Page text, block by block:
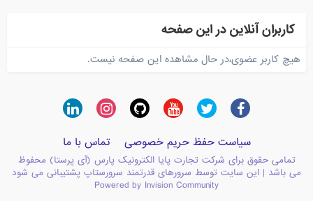
کاربران آنلاین در این صفحه
هیچ کاربر عضوی،در حال مشاهده این صفحه نیست.
سیاست حفظ حریم خصوصی تماس با ما
تمامی حقوق برای شرکت تجارت پایا الکترونیک پارس (آی پرستا) محفوظ
می باشد | این سایت توسط سرورهای قدرتمند سرورستاپ پشتیبانی می شود
Powered by Invision Community